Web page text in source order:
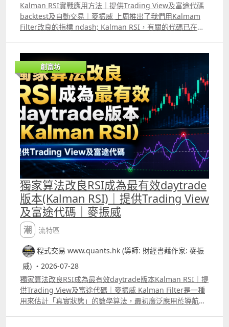
Kalman RSI實戰應用方法｜提供Trading View及富途代碼
backtest及自動交易｜麥振威 上周推出了我們用Kalmam
Filter改良的指標 ndash; Kalman RSI，有關的代碼已在我
講解了將Kalman RSI應用在1分鐘圖中交易小型標普500指
數期貨ES及其他正股的方法，日後也會有更多的片講解其他
用法。 另外，我們已推出另一個指標名為Stable
Momentum Tracker，Patreon會員可選擇使用，將這個指
標配合Kalman RSI能更有效剔除窄幅波動市況中的假訊
號。
創富坊
獨家算法改良RSI成為最有效daytrade
版本(Kalman RSI)｜提供Trading View
及富途代碼｜麥振威
潮流特區
程式交易 www.quants.hk (導師: 財經書藉作家: 麥振
威) ・2026-07-28
獨家算法改良RSI成為最有效daytrade版本Kalman RSI｜提
供Trading View及富途代碼｜麥振威 Kalman Filter是一種
用來估計「真實狀態」的數學算法，最初廣泛應用於導航、